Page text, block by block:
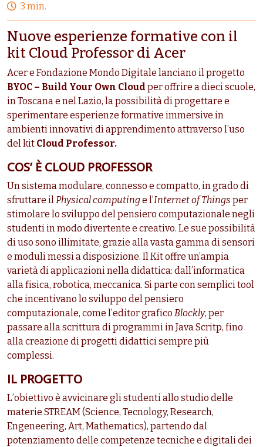
3 min.
Nuove esperienze formative con il
kit Cloud Professor di Acer
Acer e Fondazione Mondo Digitale lanciano il progetto
BYOC – Build Your Own Cloud per offrire a dieci scuole,
in Toscana e nel Lazio, la possibilità di progettare e
sperimentare esperienze formative immersive in
ambienti innovativi di apprendimento attraverso l’uso
del kit Cloud Professor.
COS’ È CLOUD PROFESSOR
Un sistema modulare, connesso e compatto, in grado di
sfruttare ilPhysical computinge l’Internet of Things per
stimolare lo sviluppo del pensiero computazionale negli
studenti in modo divertente e creativo. Le sue possibilità
di uso sono illimitate, grazie alla vasta gamma di sensori
e moduli messi a disposizione. Il Kit offre un’ampia
varietà di applicazioni nella didattica: dall’informatica
alla fisica, robotica, meccanica. Si parte con semplici tool
che incentivano lo sviluppo del pensiero
computazionale, come l’editor grafico Blockly, per
passare alla scrittura di programmi in Java Scritp, fino
alla creazione di progetti didattici sempre più
complessi.
IL PROGETTO
L’obiettivo è avvicinare gli studenti allo studio delle
materie STREAM (Science, Tecnology, Research,
Engeneering, Art, Mathematics), partendo dal
potenziamento delle competenze tecniche e digitali dei